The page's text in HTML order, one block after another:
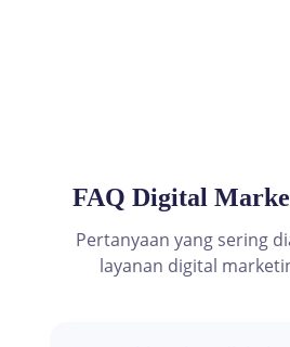
FAQ Digital
Pertanyaan yang sering
layanan digital